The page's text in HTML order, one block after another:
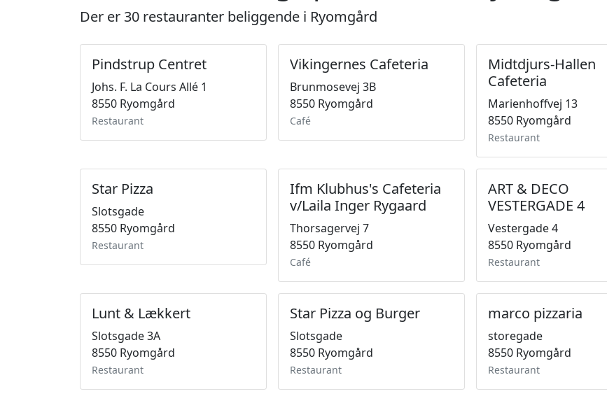
Der er 30 restauranter beliggende i Ryomgård
Pindstrup Centret
Johs. F. La Cours Allé 1
8550 Ryomgård
Restaurant
Vikingernes Cafeteria
Brunmosevej 3B
8550 Ryomgård
Café
Midtdjurs-Hallen
Cafeteria
Marienhoffvej 13
8550 Ryomgård
Restaurant
Star Pizza
Slotsgade
8550 Ryomgård
Restaurant
Ifm Klubhus's Cafeteria
v/Laila Inger Rygaard
Thorsagervej 7
8550 Ryomgård
Café
ART & DECO
VESTERGADE 4
Vestergade 4
8550 Ryomgård
Restaurant
Lunt & Lækkert
Slotsgade 3A
8550 Ryomgård
Restaurant
Star Pizza og Burger
Slotsgade
8550 Ryomgård
Restaurant
marco pizzaria
storegade
8550 Ryomgård
Restaurant